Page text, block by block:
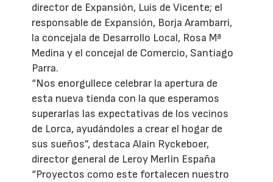
director de Expansión, Luis de Vicente; el
responsable de Expansión, Borja Arambarri,
la concejala de Desarrollo Local, Rosa Mª
Medina y el concejal de Comercio, Santiago
Parra.
“Nos enorgullece celebrar la apertura de
esta nueva tienda con la que esperamos
superarlas las expectativas de los vecinos
de Lorca, ayudándoles a crear el hogar de
sus sueños”, destaca Alain Ryckeboer,
director general de Leroy Merlin España
“Proyectos como este fortalecen nuestro